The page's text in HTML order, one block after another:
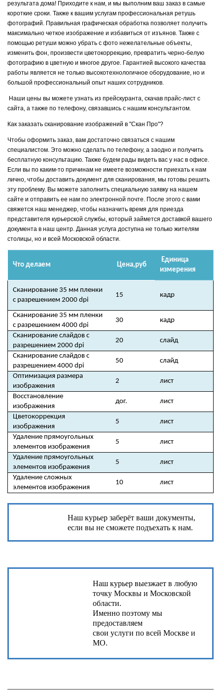
результата дома! Приходите к нам, и мы выполним ваш заказ в самые
короткие сроки. Также к вашим услугам профессиональная ретушь
фотографий. Правильная графическая обработка позволяет получить
максимально четкое изображение и избавиться от изъянов. Также с
помощью ретуши можно убрать с фото нежелательные объекты,
изменить фон, произвести цветокоррекцию, превратить черно-белую
фотографию в цветную и многое другое. Гарантией высокого качества
работы является не только высокотехнологичное оборудование, но и
большой профессиональный опыт наших сотрудников.
Наши цены вы можете узнать из прейскуранта, скачав прайс-лист с
сайта, а также по телефону, связавшись с нашим консультантом.
Как заказать сканирование изображений в "Скан Про"?
Чтобы оформить заказ, вам достаточно связаться с нашим
специалистом. Это можно сделать по телефону, а заодно и получить
бесплатную консультацию. Также будем рады видеть вас у нас в офисе.
Если вы по каким-то причинам не имеете возможности приехать к нам
лично, чтобы доставить документ для сканирования, мы готовы решить
эту проблему. Вы можете заполнить специальную заявку на нашем
сайте и отправить ее нам по электронной почте. После этого с вами
свяжется наш менеджер, чтобы назначить время для приезда
представителя курьерской службы, который займется доставкой вашего
документа в наш центр. Данная услуга доступна не только жителям
столицы, но и всей Московской области.
Что делаем Цена,руб
Единица
измерения
Сканирование 35 мм пленки
с разрешением 2000 dpi
15 кадр
Сканирование 35 мм пленки
с разрешением 4000 dpi
30 кадр
Сканирование слайдов с
разрешением 2000 dpi
20 слайд
Сканирование слайдов с
разрешением 4000 dpi
50 слайд
Оптимизация размера
изображения
2 лист
Восстановление
изображения
дог. лист
Цветокоррекция
изображения
5 лист
Удаление прямоугольных
элементов изображения
5 лист
Удаление прямоугольных
элементов изображения
5 лист
Удаление сложных
элементов изображения
10 лист
Наш курьер заберёт ваши документы,
если вы не сможете подъехать к нам.
Наш курьер выезжает в любую
точку Москвы и Московской
области.
Именно поэтому мы
предоставляем
свои услуги по всей Москве и
МО.